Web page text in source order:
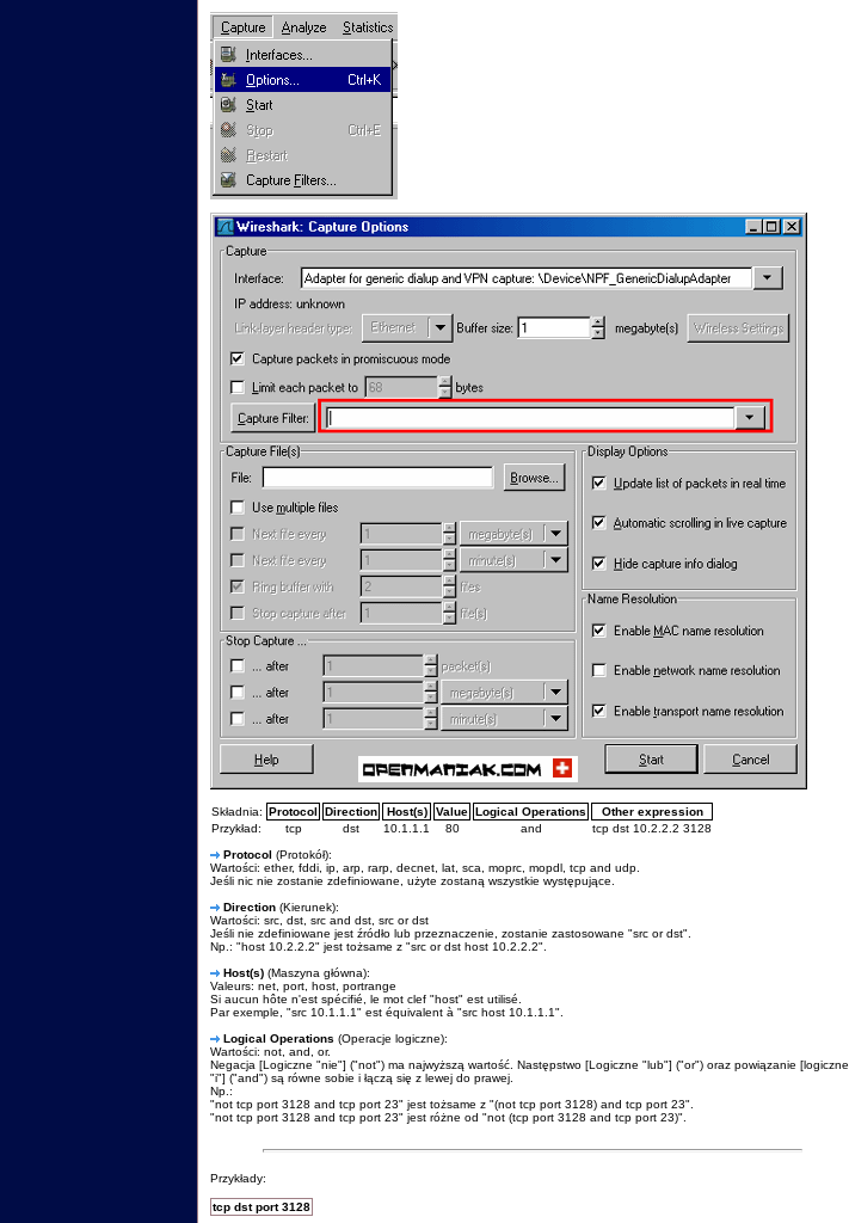
Składnia: Protocol Direction Host(s) Value Logical Operations
Other expression
Przykład:
tcp dst 10.1.1.1 80 and
tcp dst 10.2.2.2 3128
Protocol (Protokół):
Wartości: ether, fddi, ip, arp, rarp, decnet, lat, sca, moprc, mopdl, tcp and udp.
Jeśli nic nie zostanie zdefiniowane, użyte zostaną wszystkie występujące.
Direction (Kierunek):
Wartości: src, dst, src and dst, src or dst
Jeśli nie zdefiniowane jest źródło lub przeznaczenie, zostanie zastosowane "src or dst".
Np.: "host 10.2.2.2" jest tożsame z "src or dst host 10.2.2.2".
Host(s) (Maszyna główna):
Valeurs: net, port, host, portrange
Si aucun hôte n'est spécifié, le mot clef "host" est utilisé.
Par exemple, "src 10.1.1.1" est équivalent à "src host 10.1.1.1".
Logical Operations (Operacje logiczne):
Wartości: not, and, or.
Negacja [Logiczne "nie"] ("not") ma najwyższą wartość. Następstwo [Logiczne "lub"] ("or") oraz powiązanie [logiczne
"i"] ("and") są równe sobie i łączą się z lewej do prawej.
Np.:
"not tcp port 3128 and tcp port 23" jest tożsame z "(not tcp port 3128) and tcp port 23".
"not tcp port 3128 and tcp port 23" jest różne od "not (tcp port 3128 and tcp port 23)".
Przykłady:
tcp dst port 3128